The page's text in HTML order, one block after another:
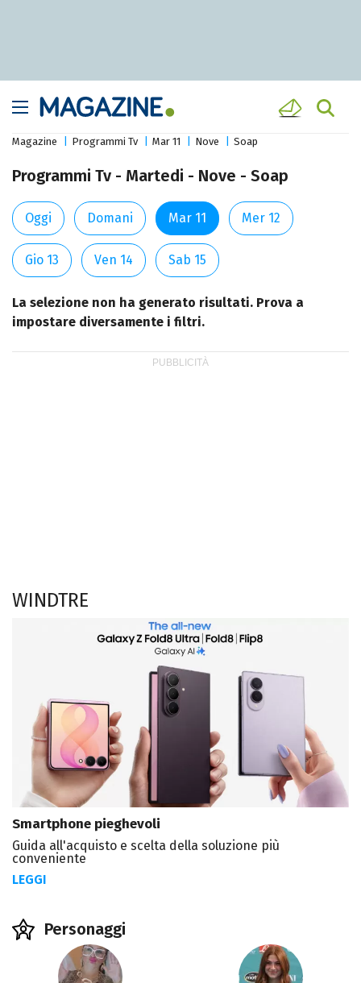
Magazine Programmi Tv Mar 11 Nove Soap
Programmi Tv - Martedi - Nove - Soap
Oggi Domani Mar 11 Mer 12
Gio 13 Ven 14 Sab 15
La selezione non ha generato risultati. Prova a
impostare diversamente i filtri.
WINDTRE
Smartphone pieghevoli
Guida all'acquisto e scelta della soluzione più
conveniente
LEGGI
Personaggi